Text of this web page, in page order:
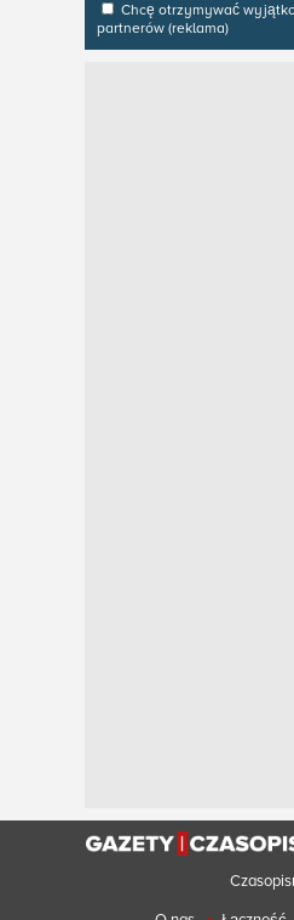
Chcę otrzymywać
partnerów (reklama)